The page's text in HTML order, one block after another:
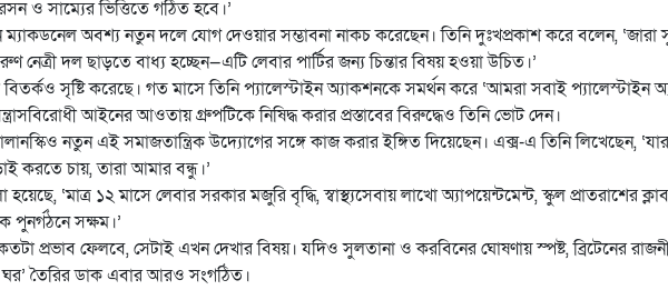
ও সাম্যের ভিত্তিতে গঠিত হবে।’
ম্যাকডনেল অবশ্য নতুন দলে যোগ দেওয়ার সম্ভাবনা নাকচ করেছেন। তিনি দুঃখপ্রকাশ করে বলেন, ‘জারা
দল ছাড়তে বাধ্য হচ্ছেন—এটি লেবার পার্টির জন্য চিন্তার বিষয় হওয়া উচিত।’
বিতর্কও সৃষ্টি করেছে। গত মাসে তিনি প্যালেস্টাইন অ্যাকশনকে সমর্থন করে ‘আমরা সবাই প্যালেস্টাইন
আইনের আওতায় গ্রুপটিকে নিষিদ্ধ করার প্রস্তাবের বিরুদ্ধেও তিনি ভোট দেন।
নতুন এই সমাজতান্ত্রিক উদ্যোগের সঙ্গে কাজ করার ইঙ্গিত দিয়েছেন। এক্স-এ তিনি লিখেছেন,
করতে চায়, তারা আমার বন্ধু।’
‘মাত্র ১২ মাসে লেবার সরকার মজুরি বৃদ্ধি, স্বাস্থ্যসেবায় লাখো অ্যাপয়েন্টমেন্ট, স্কুল প্রাতরাশের
পুনর্গঠনে সক্ষম।’
প্রভাব ফেলবে, সেটাই এখন দেখার বিষয়। যদিও সুলতানা ও করবিনের ঘোষণায় স্পষ্ট, ব্রিটেনের
ঘর’ তৈরির ডাক এবার আরও সংগঠিত।